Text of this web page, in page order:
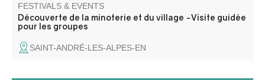
FESTIVALS & EVENTS
Découverte de la minoterie et du village -Visite guidée
pour les groupes
SAINT-ANDRÉ-LES-ALPES-EN